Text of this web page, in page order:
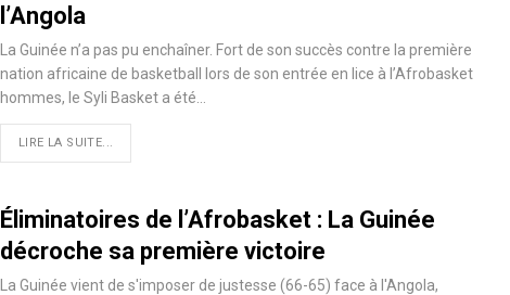
l’Angola
La Guinée n’a pas pu enchaîner. Fort de son succès contre la première
nation africaine de basketball lors de son entrée en lice à l’Afrobasket
hommes, le Syli Basket a été…
LIRE LA SUITE...
Éliminatoires de l’Afrobasket : La Guinée
décroche sa première victoire
La Guinée vient de s'imposer de justesse (66-65) face à l'Angola,